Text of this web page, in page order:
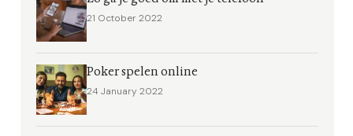
21 October 2022
Poker spelen online
24 January 2022